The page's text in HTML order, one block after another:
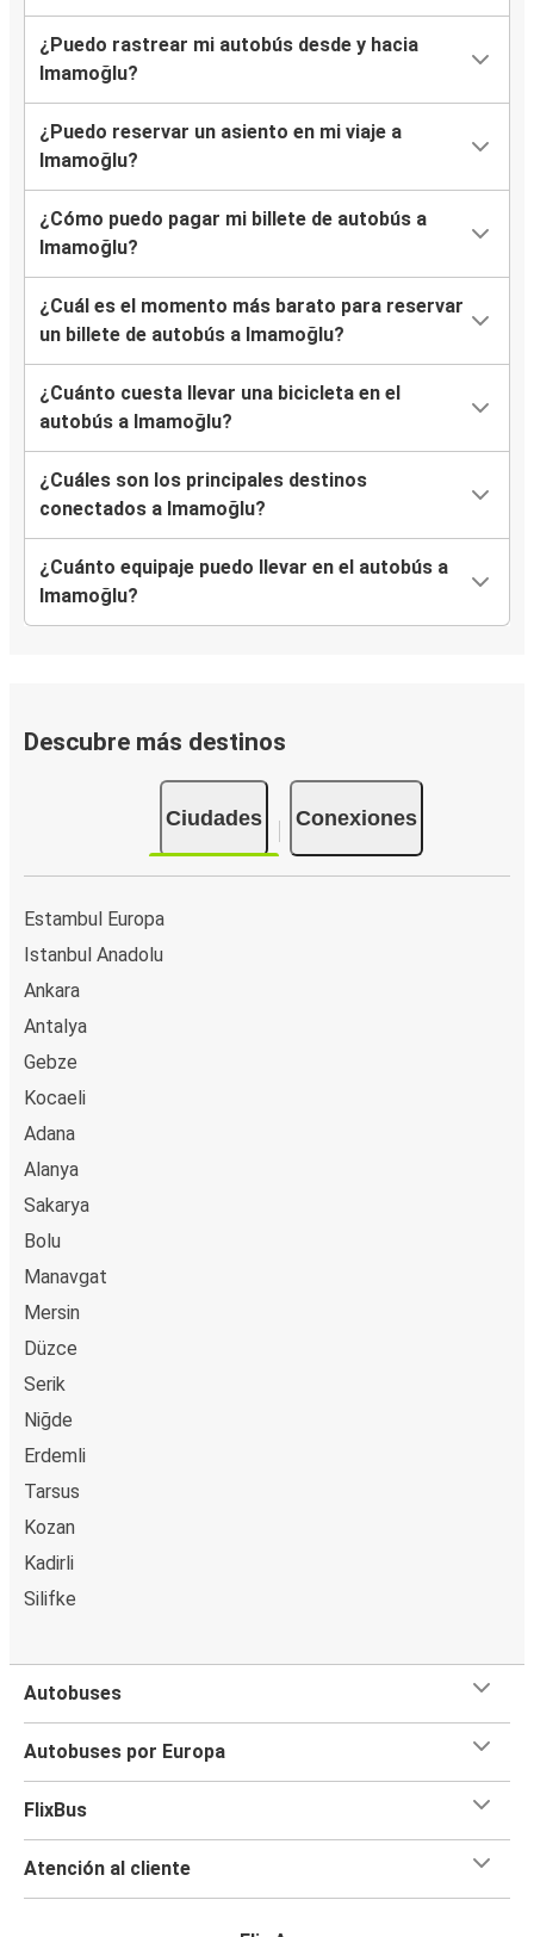
¿Puedo rastrear mi autobús desde y hacia
Imamoğlu?
¿Puedo reservar un asiento en mi viaje a
Imamoğlu?
¿Cómo puedo pagar mi billete de autobús a
Imamoğlu?
¿Cuál es el momento más barato para reservar
un billete de autobús a Imamoğlu?
¿Cuánto cuesta llevar una bicicleta en el
autobús a Imamoğlu?
¿Cuáles son los principales destinos
conectados a Imamoğlu?
¿Cuánto equipaje puedo llevar en el autobús a
Imamoğlu?
Descubre más destinos
Ciudades Conexiones
Estambul Europa
Istanbul Anadolu
Ankara
Antalya
Gebze
Kocaeli
Adana
Alanya
Sakarya
Bolu
Manavgat
Mersin
Düzce
Serik
Niğde
Erdemli
Tarsus
Kozan
Kadirli
Silifke
Autobuses
Autobuses por Europa
FlixBus
Atención al cliente